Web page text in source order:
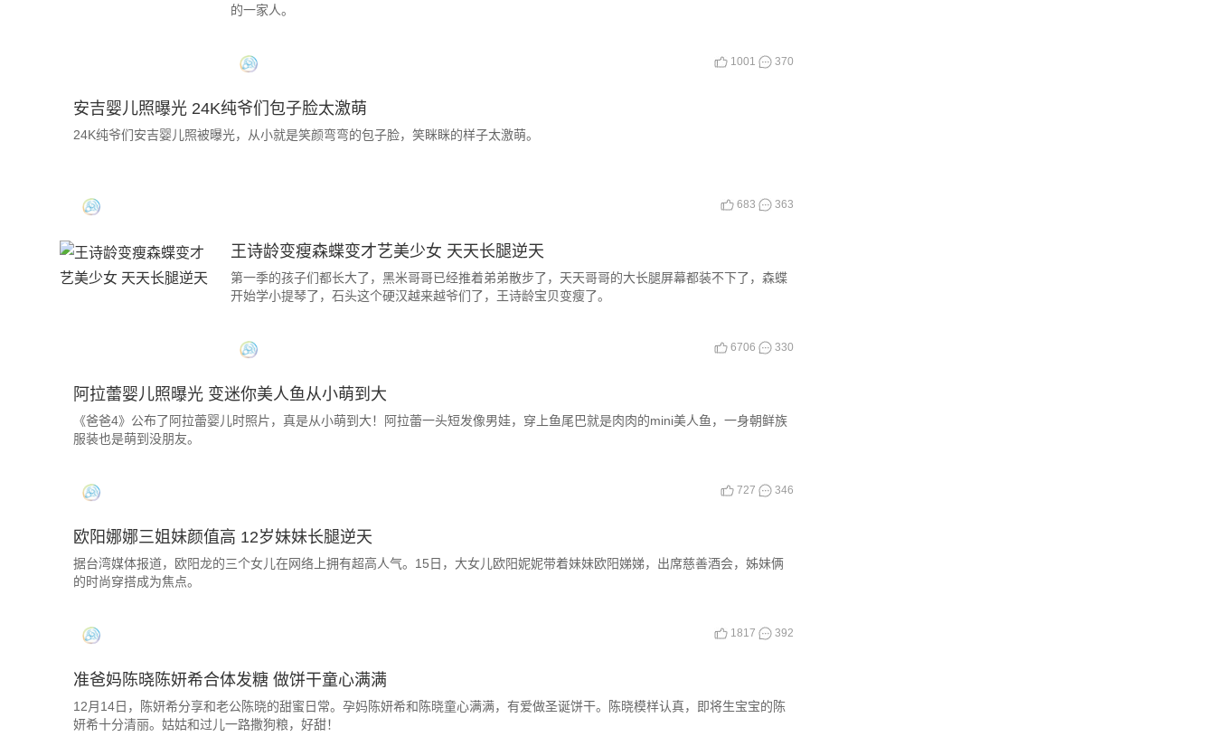
的一家人。
1001 370
安吉婴儿照曝光 24K纯爷们包子脸太激萌
24K纯爷们安吉婴儿照被曝光，从小就是笑颜弯弯的包子脸，笑眯眯的样子太激萌。
683 363
王诗龄变瘦森蝶变才艺美少女 天天长腿逆天
第一季的孩子们都长大了，黑米哥哥已经推着弟弟散步了，天天哥哥的大长腿屏幕都装不下了，森蝶
开始学小提琴了，石头这个硬汉越来越爷们了，王诗龄宝贝变瘦了。
6706 330
阿拉蕾婴儿照曝光 变迷你美人鱼从小萌到大
《爸爸4》公布了阿拉蕾婴儿时照片，真是从小萌到大！阿拉蕾一头短发像男娃，穿上鱼尾巴就是肉肉的mini美人鱼，一身朝鲜族
服装也是萌到没朋友。
727 346
欧阳娜娜三姐妹颜值高 12岁妹妹长腿逆天
据台湾媒体报道，欧阳龙的三个女儿在网络上拥有超高人气。15日，大女儿欧阳妮妮带着妹妹欧阳娣娣，出席慈善酒会，姊妹俩
的时尚穿搭成为焦点。
1817 392
准爸妈陈晓陈妍希合体发糖 做饼干童心满满
12月14日，陈妍希分享和老公陈晓的甜蜜日常。孕妈陈妍希和陈晓童心满满，有爱做圣诞饼干。陈晓模样认真，即将生宝宝的陈
妍希十分清丽。姑姑和过儿一路撒狗粮，好甜！